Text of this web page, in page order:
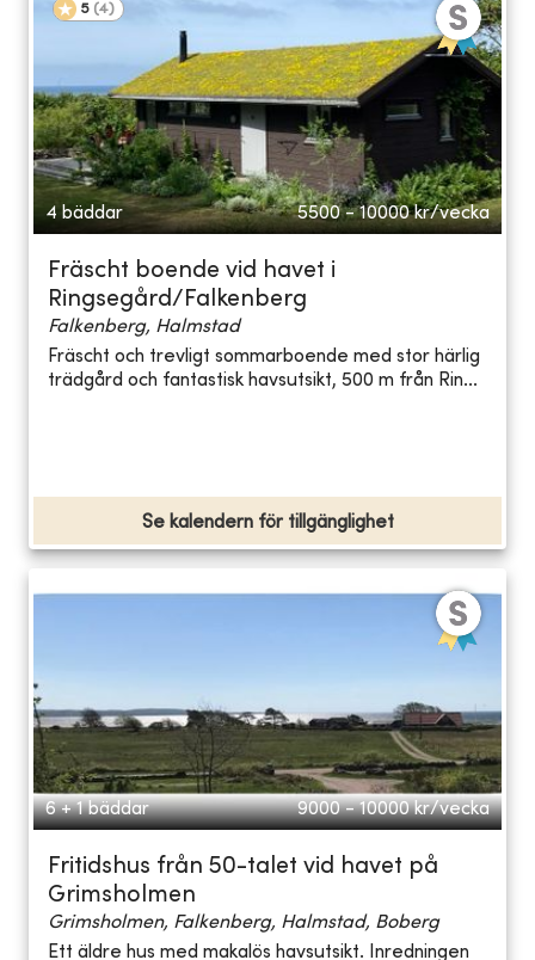
5 (4)
4 bäddar 5500 - 10000 kr/vecka
Fräscht boende vid havet i
Ringsegård/Falkenberg
Falkenberg, Halmstad
Fräscht och trevligt sommarboende med stor härlig
trädgård och fantastisk havsutsikt, 500 m från Rin...
Se kalendern för tillgänglighet
6 + 1 bäddar 9000 - 10000 kr/vecka
Fritidshus från 50-talet vid havet på
Grimsholmen
Grimsholmen, Falkenberg, Halmstad, Boberg
Ett äldre hus med makalös havsutsikt. Inredningen